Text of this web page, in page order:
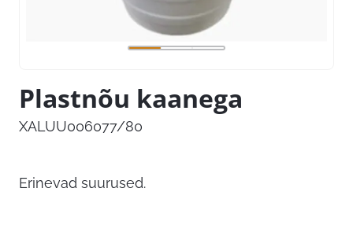
Plastnõu kaanega
XALUU006077/80
Erinevad suurused.